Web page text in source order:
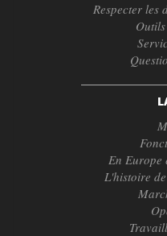
Respecter les
En Europe
L'histoire